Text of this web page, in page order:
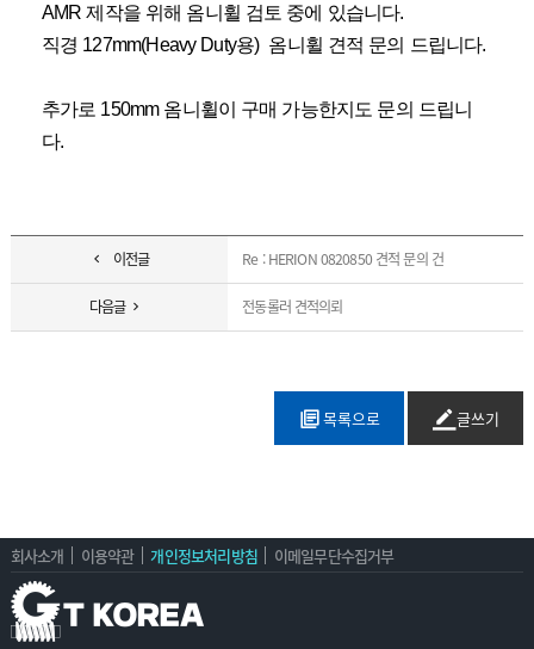
AMR 제작을 위해 옴니휠 검토 중에 있습니다.
직경 127mm(Heavy Duty용)  옴니휠 견적 문의 드립니다.
추가로 150mm 옴니휠이 구매 가능한지도 문의 드립니
다.
이전글 Re : HERION 0820850 견적 문의 건
다음글 전동롤러 견적의뢰
목록으로 글쓰기
회사소개 이용약관 개인정보처리방침 이메일무단수집거부